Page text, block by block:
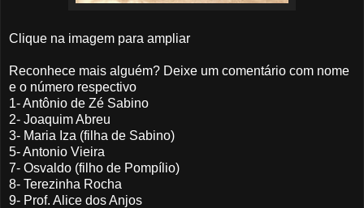
Clique na imagem para ampliar
Reconhece mais alguém? Deixe um comentário com nome
e o número respectivo
1- Antônio de Zé Sabino
2- Joaquim Abreu
3- Maria Iza (filha de Sabino)
5- Antonio Vieira
7- Osvaldo (filho de Pompílio)
8- Terezinha Rocha
9- Prof. Alice dos Anjos